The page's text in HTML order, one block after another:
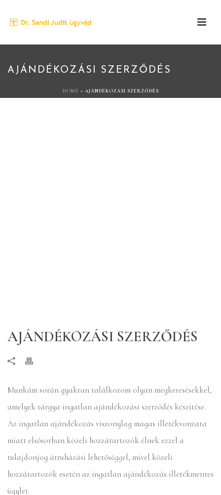
AJÁNDÉKOZÁSI SZERZŐDÉS
HOME » AJÁNDÉKOZÁSI SZERZŐDÉS
AJÁNDÉKOZÁSI SZERZŐDÉS
Munkám során gyakran találkozom olyan megkeresésekkel,
amelyek tárgya ingatlan ajándékozási szerződés készítése.
Az ingatlan ajándékozás viszonylag magas illetékvonzata
miatt elsősorban közeli hozzátartozók élnek ezzel a
tulajdonjog átruházási lehetőséggel, mivel közeli
hozzátartozók esetén az ingatlan ajándékozás illetékmentes
ügylet.